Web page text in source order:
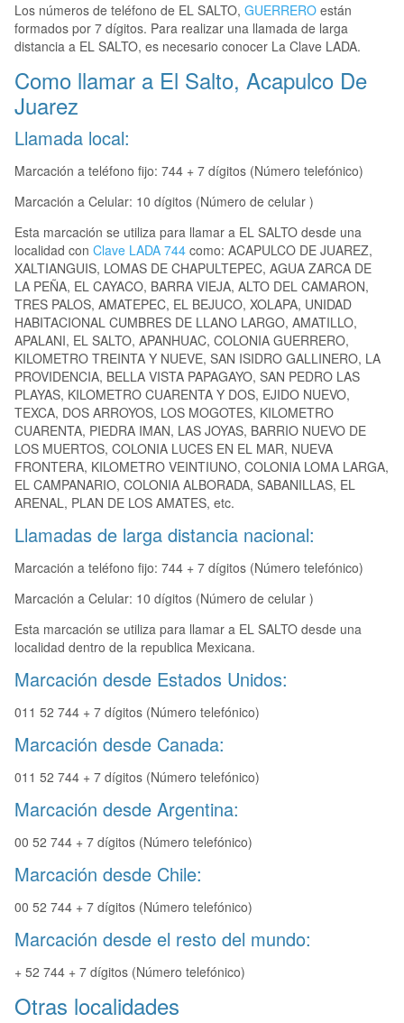
Los números de teléfono de EL SALTO, GUERRERO están
formados por 7 dígitos. Para realizar una llamada de larga
distancia a EL SALTO, es necesario conocer La Clave LADA.
Como llamar a El Salto, Acapulco De
Juarez
Llamada local:
Marcación a teléfono fijo: 744 + 7 dígitos (Número telefónico)
Marcación a Celular: 10 dígitos (Número de celular )
Esta marcación se utiliza para llamar a EL SALTO desde una
localidad con Clave LADA 744 como: ACAPULCO DE JUAREZ,
XALTIANGUIS, LOMAS DE CHAPULTEPEC, AGUA ZARCA DE
LA PEÑA, EL CAYACO, BARRA VIEJA, ALTO DEL CAMARON,
TRES PALOS, AMATEPEC, EL BEJUCO, XOLAPA, UNIDAD
HABITACIONAL CUMBRES DE LLANO LARGO, AMATILLO,
APALANI, EL SALTO, APANHUAC, COLONIA GUERRERO,
KILOMETRO TREINTA Y NUEVE, SAN ISIDRO GALLINERO, LA
PROVIDENCIA, BELLA VISTA PAPAGAYO, SAN PEDRO LAS
PLAYAS, KILOMETRO CUARENTA Y DOS, EJIDO NUEVO,
TEXCA, DOS ARROYOS, LOS MOGOTES, KILOMETRO
CUARENTA, PIEDRA IMAN, LAS JOYAS, BARRIO NUEVO DE
LOS MUERTOS, COLONIA LUCES EN EL MAR, NUEVA
FRONTERA, KILOMETRO VEINTIUNO, COLONIA LOMA LARGA,
EL CAMPANARIO, COLONIA ALBORADA, SABANILLAS, EL
ARENAL, PLAN DE LOS AMATES, etc.
Llamadas de larga distancia nacional:
Marcación a teléfono fijo: 744 + 7 dígitos (Número telefónico)
Marcación a Celular: 10 dígitos (Número de celular )
Esta marcación se utiliza para llamar a EL SALTO desde una
localidad dentro de la republica Mexicana.
Marcación desde Estados Unidos:
011 52 744 + 7 dígitos (Número telefónico)
Marcación desde Canada:
011 52 744 + 7 dígitos (Número telefónico)
Marcación desde Argentina:
00 52 744 + 7 dígitos (Número telefónico)
Marcación desde Chile:
00 52 744 + 7 dígitos (Número telefónico)
Marcación desde el resto del mundo:
+ 52 744 + 7 dígitos (Número telefónico)
Otras localidades